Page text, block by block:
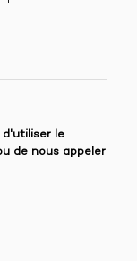
le
de nous appeler